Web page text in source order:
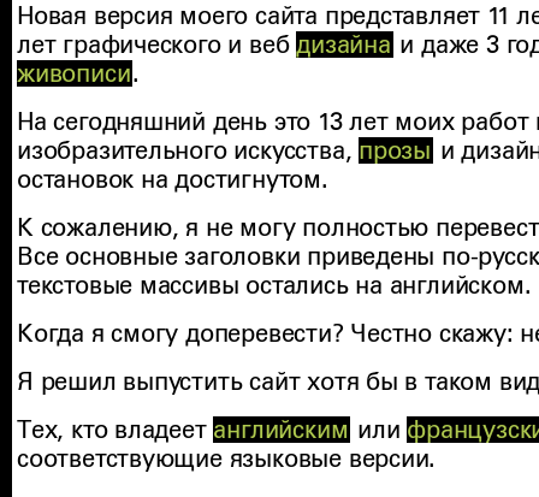
Новая версия моего сайта представляет 11
лет графического и вебдизайна и даже 3
живописи.
На сегодняшний день это 13 лет моих работ
изобразительного искусства, прозы и
остановок на достигнутом.
К сожалению, я не могу полностью
Все основные заголовки приведены по-
текстовые массивы остались на английском.
Когда я смогу доперевести? Честно скажу:
Я решил выпустить сайт хотя бы в таком
Тех, кто владеет английским или
соответствующие языковые версии.